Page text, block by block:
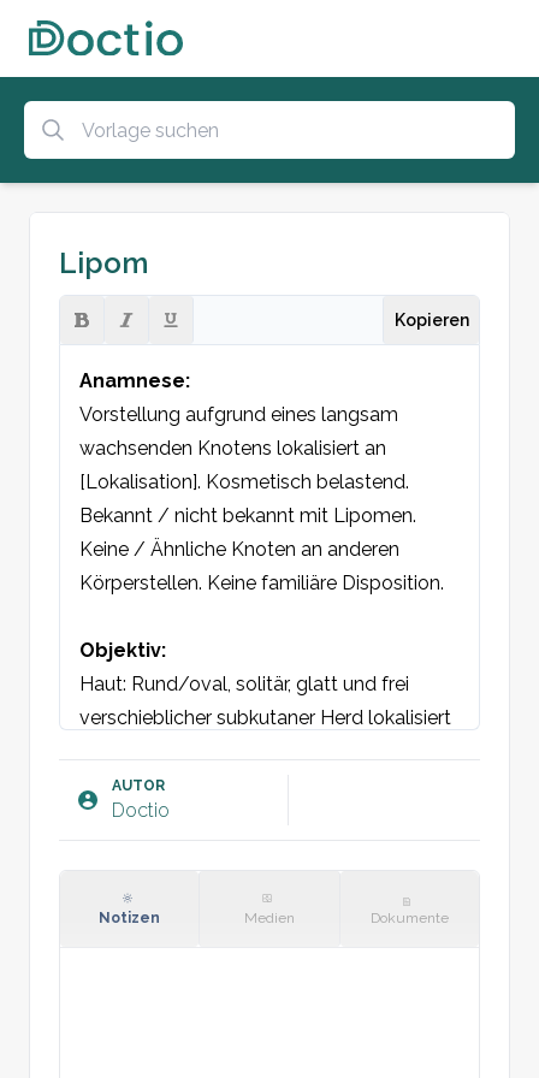
Lipom
Kopieren
Anamnese:
Vorstellung aufgrund eines langsam
wachsenden Knotens lokalisiert an
[Lokalisation]. Kosmetisch belastend.
Bekannt / nicht bekannt mit Lipomen.
Keine / Ähnliche Knoten an anderen
Körperstellen. Keine familiäre Disposition.
Objektiv:
Haut: Rund/oval, solitär, glatt und frei
verschieblicher subkutaner Herd lokalisiert
Größe ca. [cm]. Überliegende Haut zeigt
keine Reaktion. Druckschmerzfrei.
Plan:
AUTOR
Doctio
Notizen Medien Dokumente